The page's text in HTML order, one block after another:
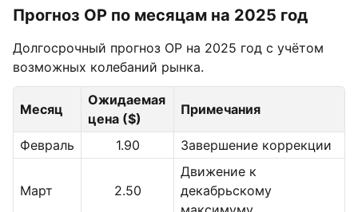
Прогноз OP по месяцам на 2025 год
Долгосрочный прогноз OP на 2025 год с учётом
возможных колебаний рынка.
Месяц
Ожидаемая
цена ($)
Примечания
Февраль 1.90 Завершение коррекции
Март 2.50
Движение к
декабрьскому